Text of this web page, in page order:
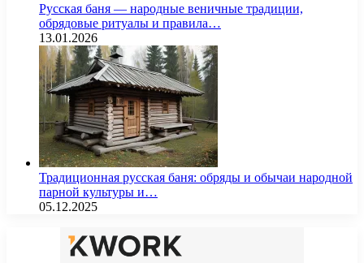
Русская баня — народные веничные традиции,
обрядовые ритуалы и правила…
13.01.2026
Традиционная русская баня: обряды и обычаи народной
парной культуры и…
05.12.2025